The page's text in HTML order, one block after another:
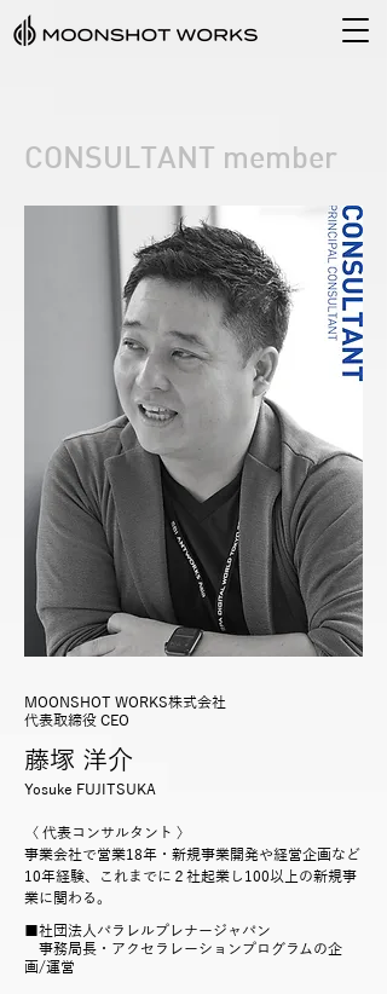
CONSULTANT member
MOONSHOT WORKS株式会社
代表取締役 CEO
藤塚 洋介
Yosuke FUJITSUKA
〈 代表コンサルタント 〉
事業会社で営業18年・新規事業開発や経営企画など
10年経験、これまでに２社起業し100以上の新規事
業に関わる。
■社団法人パラレルプレナージャパン
事務局長・アクセラレーションプログラムの企
画/運営​